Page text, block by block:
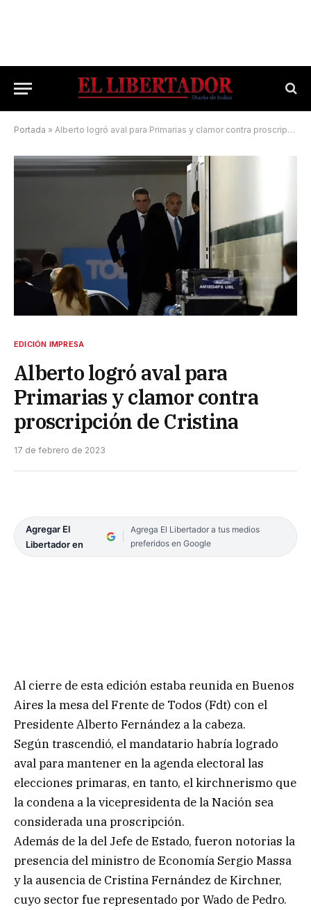
Portada » Alberto logró aval para Primarias y clamor contra proscripción de Cristina
EDICIÓN IMPRESA
Alberto logró aval para
Primarias y clamor contra
proscripción de Cristina
17 de febrero de 2023
Agregar El
Libertador en
Agrega El Libertador a tus medios
preferidos en Google
Al cierre de esta edición estaba reunida en Buenos
Aires la mesa del Frente de Todos (Fdt) con el
Presidente Alberto Fernández a la cabeza.
Según trascendió, el mandatario habría logrado
aval para mantener en la agenda electoral las
elecciones primaras, en tanto, el kirchnerismo que
la condena a la vicepresidenta de la Nación sea
considerada una proscripción.
Además de la del Jefe de Estado, fueron notorias la
presencia del ministro de Economía Sergio Massa
y la ausencia de Cristina Fernández de Kirchner,
cuyo sector fue representado por Wado de Pedro.